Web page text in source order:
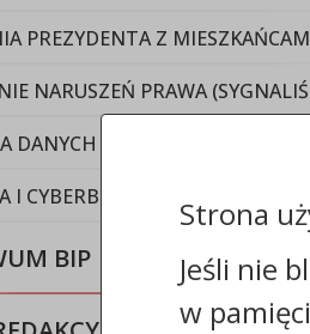
PREZYDENTA Z
NARUSZEŃ PRAWA
DANYCH OSOBOWYCH
I CYBERBEZPIECZEŃSTWO
BIP
Strona
Jeśli nie
w